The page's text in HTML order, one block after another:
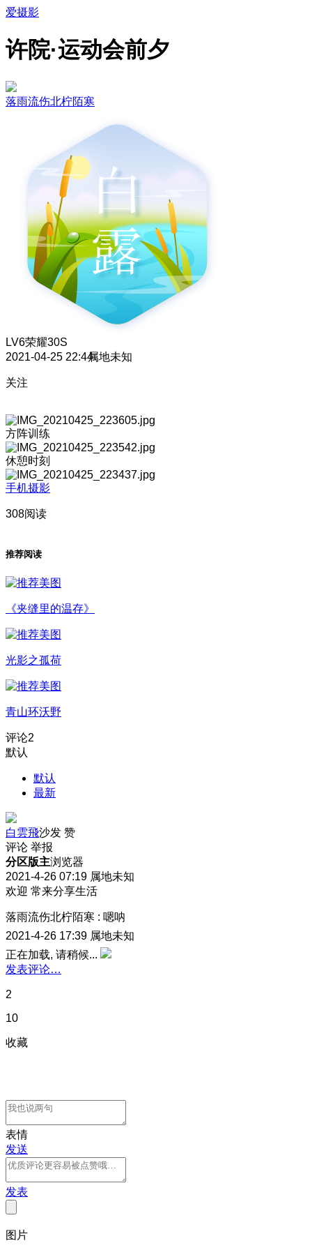
爱摄影
许院·运动会前夕
落雨流伤北柠陌寒
LV6荣耀30S
2021-04-25 22:44属地未知
关注
方阵训练
休憩时刻
手机摄影
308阅读
推荐阅读
《夹缝里的温存》
光影之孤荷
青山环沃野
评论2
默认
默认
最新
白雲飛沙发 赞
评论 举报
分区版主浏览器
2021-4-26 07:19 属地未知
欢迎 常来分享生活
落雨流伤北柠陌寒 : 嗯呐
2021-4-26 17:39 属地未知
正在加载, 请稍候...
发表评论…
2
10
收藏
表情
发送
发表
图片